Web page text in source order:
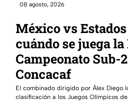
08 agosto, 2026
México vs
cuándo se juega
Campeonato Sub-
Concacaf
El combinado dirigido por Álex Diego
clasificación a los Juegos Olímpicos